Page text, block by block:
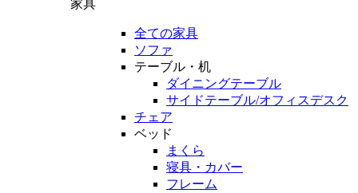
家具
全ての家具
ソファ
テーブル・机
ダイニングテーブル
サイドテーブル/オフィスデスク
チェア
ベッド
まくら
寝具・カバー
フレーム